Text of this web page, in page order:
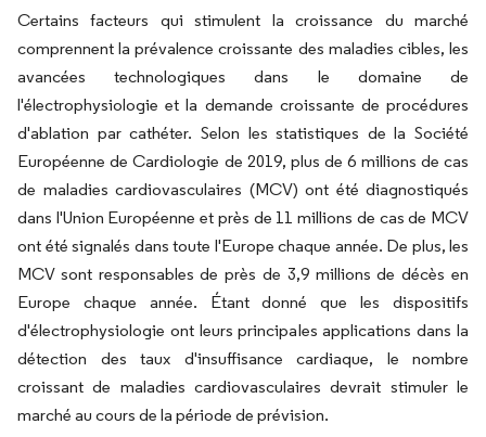
Certains facteurs qui stimulent la croissance du marché
comprennent la prévalence croissante des maladies cibles, les
avancées technologiques dans le domaine de
l'électrophysiologie et la demande croissante de procédures
d'ablation par cathéter. Selon les statistiques de la Société
Européenne de Cardiologie de 2019, plus de 6 millions de cas
de maladies cardiovasculaires (MCV) ont été diagnostiqués
dans l'Union Européenne et près de 11 millions de cas de MCV
ont été signalés dans toute l'Europe chaque année. De plus, les
MCV sont responsables de près de 3,9 millions de décès en
Europe chaque année. Étant donné que les dispositifs
d'électrophysiologie ont leurs principales applications dans la
détection des taux d'insuffisance cardiaque, le nombre
croissant de maladies cardiovasculaires devrait stimuler le
marché au cours de la période de prévision.